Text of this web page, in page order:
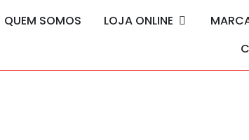
QUEM SOMOS LOJA ONLINE